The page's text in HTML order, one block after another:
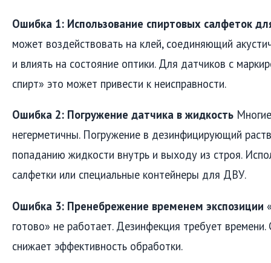
Ошибка 1: Использование спиртовых салфеток
может воздействовать на клей, соединяющий
и влиять на состояние оптики. Для датчиков с
спирт» это может привести к неисправности.
Ошибка 2: Погружение датчика в жидкость
негерметичны. Погружение в дезинфицирующий
попаданию жидкости внутрь и выходу из строя.
салфетки или специальные контейнеры для ДВУ.
Ошибка 3: Пренебрежение временем экспозиции
готово» не работает. Дезинфекция требует времени.
снижает эффективность обработки.